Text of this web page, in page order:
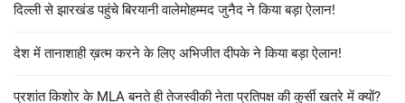
दिल्ली से झारखंड पहुंचे बिरयानी वालेमोहम्मद जुनैद ने किया बड़ा ऐलान!
देश में तानाशाही ख़त्म करने के लिए अभिजीत दीपके ने किया बड़ा ऐलान!
प्रशांत किशोर के MLA बनते ही तेजस्वीकी नेता प्रतिपक्ष की कुर्सी खतरे में क्यों?